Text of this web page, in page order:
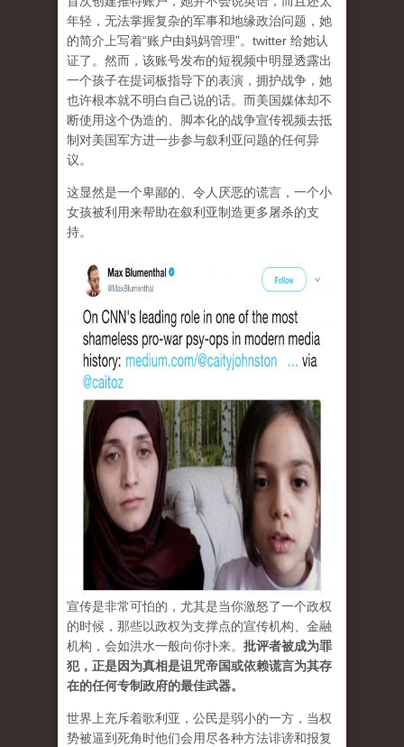
年轻，无法掌握复杂的军事和地缘政治问题，她
的简介上写着“账户由妈妈管理”。twitter 给她认
证了。然而，该账号发布的短视频中明显透露出
一个孩子在提词板指导下的表演，拥护战争，她
也许根本就不明白自己说的话。而美国媒体却不
断使用这个伪造的、脚本化的战争宣传视频去抵
制对美国军方进一步参与叙利亚问题的任何异
议。
这显然是一个卑鄙的、令人厌恶的谎言，一个小
女孩被利用来帮助在叙利亚制造更多屠杀的支
持。
宣传是非常可怕的，尤其是当你激怒了一个政权
的时候，那些以政权为支撑点的宣传机构、金融
机构，会如洪水一般向你扑来。 批评者被成为罪
犯，正是因为真相是诅咒帝国或依赖谎言为其存
在的任何专制政府的最佳武器。
世界上充斥着歌利亚，公民是弱小的一方，当权
势被逼到死角时他们会用尽各种方法诽谤和报复